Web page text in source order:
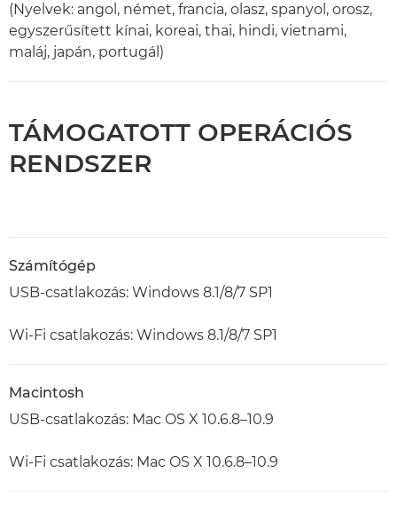
(Nyelvek: angol, német, francia, olasz, spanyol, orosz,
egyszerűsített kínai, koreai, thai, hindi, vietnami,
maláj, japán, portugál)
TÁMOGATOTT OPERÁCIÓS
RENDSZER
Számítógép
USB-csatlakozás: Windows 8.1/8/7 SP1
Wi-Fi csatlakozás: Windows 8.1/8/7 SP1
Macintosh
USB-csatlakozás: Mac OS X 10.6.8–10.9
Wi-Fi csatlakozás: Mac OS X 10.6.8–10.9